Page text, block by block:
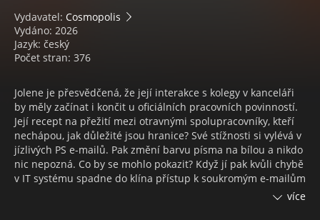
Vydavatel: Cosmopolis
Vydáno: 2026
Jazyk: český
Počet stran: 376
Jolene je přesvědčená, že její interakce s kolegy v kanceláři
by měly začínat i končit u oficiálních pracovních povinností.
Její recept na přežití mezi otravnými spolupracovníky, kteří
nechápou, jak důležité jsou hranice? Své stížnosti si vylévá v
jízlivých PS e-mailů. Pak změní barvu písma na bílou a nikdo
nic nepozná. Co by se mohlo pokazit? Když jí pak kvůli chybě
v IT systému spadne do klína přístup k soukromým e-mailům
celého oddělení, Jolene ví, že by to měla nahlásit. Ale kdo by
více